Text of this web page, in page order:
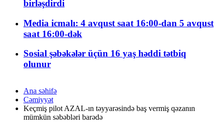
birləşdirdi
Media icmalı: 4 avqust saat 16:00-dan 5 avqust
saat 16:00-dək
Sosial şəbəkələr üçün 16 yaş həddi tətbiq
olunur
Ana səhifə
Cəmiyyət
Keçmiş pilot AZAL-ın təyyarəsində baş vermiş qəzanın
mümkün səbəbləri barədə